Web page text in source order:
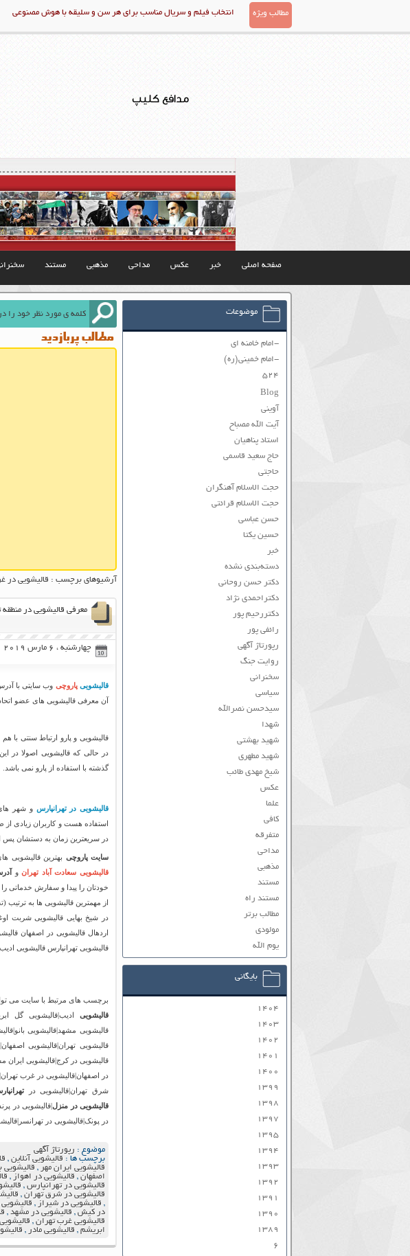
مطالب ویژه انتخاب فیلم و سریال مناسب برای هر سن و سلیقه با هوش مصنوعی
مدافع کلیپ
صفحه اصلی خبر عکس مداحی مذهبی مستند
مطالب پربازدید
آرشیوهای برچسب : قالیشویی در
معرفی قالیشویی در منطقه
چهارشنبه ، 6 مارس 2019
قالیشویی پاروچی وب سایتی با
آن معرفی قالیشویی های عضو
قالیشویی و پارو ارتباط سنتی با
در حالی که قالیشویی اصولا در
گذشته با استفاده از پارو نمی باشد.
قالیشویی در تهرانپارس و شهر
استفاده هست و کاربران زیادی از
در سریعترین زمان به دستشان پس
سایت پاروچی بهترین قالیشویی
قالیشویی سعادت آباد تهرانو
خودتان را پیدا و سفارش خدماتی را
از مهمترین قالیشویی ها به ترتیب
در شیخ بهایی قالیشویی شربت
اردهال قالیشویی در اصفهان
قالیشویی تهرانپارس قالیشویی
برچسب های مرتبط با سایت می
قالیشویی ادیب|قالیشویی گل
قالیشویی مشهد|قالیشویی
قالیشویی تهران|قالیشویی
قالیشویی در کرج|قالیشویی ایران
در اصفهان|قالیشویی در غرب
شرق تهران|قالیشویی در
قالیشویی در منزل|قالیشویی در
در پونک|قالیشویی در
موضوع : رپورتاژ آگهی
برچسب ها : قالیشویی آنلاین ,
قالیشویی ایران مهر , قالیشویی
اصفهان , قالیشویی در اهواز ,
قالیشویی در تهرانپارس ,
قالیشویی در شرق تهران ,
, قالیشویی در شیراز ,
در کیش , قالیشویی در مشهد ,
قالیشویی غرب تهران ,
ابریشم , قالیشویی مادر ,
موضوعات
-امام خامنه ای
-امام خمینی(ره)
۵۲۴
Blog
آوینی
آیت الله مصباح
استاد پناهیان
حاج سعید قاسمی
حاجتی
حجت الاسلام آهنگران
حجت الاسلام قرائتی
حسن عباسی
حسین یکتا
خبر
دسته‌بندی نشده
دکتر حسن روحانی
دکتراحمدی نژاد
دکتررحیم پور
رائفی پور
رپورتاژ آگهی
روایت جنگ
سخنرانی
سیاسی
سیدحسن نصرالله
شهدا
شهید بهشتی
شهید مطهری
شیخ مهدی طائب
عکس
علما
کافی
متفرقه
مداحی
مذهبی
مستند
مستند راه
مطالب برتر
مولودی
یوم الله
بایگانی
۱۴۰۴
۱۴۰۳
۱۴۰۲
۱۴۰۱
۱۴۰۰
۱۳۹۹
۱۳۹۸
۱۳۹۷
۱۳۹۵
۱۳۹۴
۱۳۹۳
۱۳۹۲
۱۳۹۱
۱۳۹۰
۱۳۸۹
۶